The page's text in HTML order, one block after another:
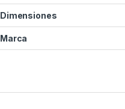
Dimensiones
Marca